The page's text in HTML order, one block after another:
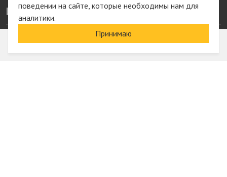
Информация
Услуги
Блог
поведении на сайте, которые необходимы нам для
аналитики.
Принимаю